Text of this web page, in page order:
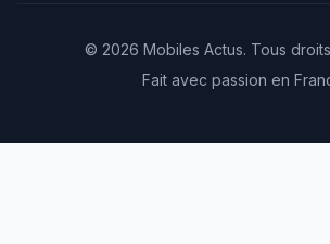
© 2026 Mobiles Actus. Tous
Fait avec passion en